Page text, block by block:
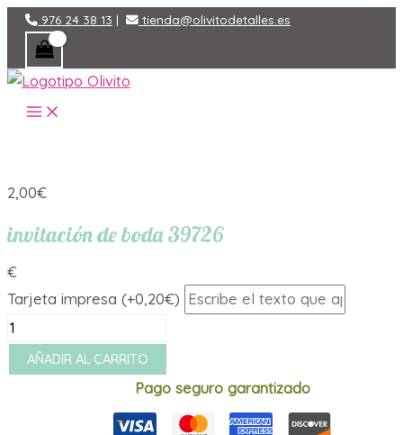
contenido
976 24 38 13 | tienda@olivitodetalles.es
MAIN
MENU
2,00€
invitación de boda 39726
€
Tarjeta impresa (+0,20€)
invitación
de
boda
AÑADIR AL CARRITO
Pago seguro garantizado